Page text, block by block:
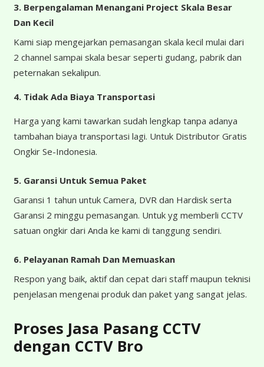
3. Berpengalaman Menangani Project Skala Besar
Dan Kecil
Kami siap mengejarkan pemasangan skala kecil mulai dari
2 channel sampai skala besar seperti gudang, pabrik dan
peternakan sekalipun.
4. Tidak Ada Biaya Transportasi
Harga yang kami tawarkan sudah lengkap tanpa adanya
tambahan biaya transportasi lagi. Untuk Distributor Gratis
Ongkir Se-Indonesia.
5. Garansi Untuk Semua Paket
Garansi 1 tahun untuk Camera, DVR dan Hardisk serta
Garansi 2 minggu pemasangan. Untuk yg memberli CCTV
satuan ongkir dari Anda ke kami di tanggung sendiri.
6. Pelayanan Ramah Dan Memuaskan
Respon yang baik, aktif dan cepat dari staff maupun teknisi
penjelasan mengenai produk dan paket yang sangat jelas.
Proses Jasa Pasang CCTV
dengan CCTV Bro